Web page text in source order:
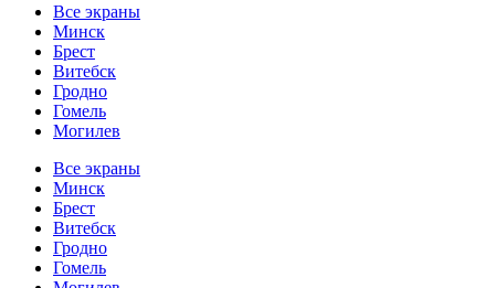
Все экраны
Минск
Брест
Витебск
Гродно
Гомель
Могилев
Все экраны
Минск
Брест
Витебск
Гродно
Гомель